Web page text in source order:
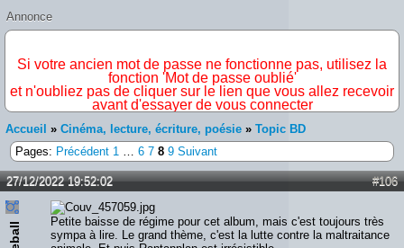
Annonce
Si votre ancien mot de passe ne fonctionne pas, utilisez la
fonction 'Mot de passe oublié'
et n'oubliez pas de cliquer sur le lien que vous allez recevoir
avant d'essayer de vous connecter
Accueil » Cinéma, lecture, écriture, poésie » Topic BD
Pages: Précédent 1 … 6 7 8 9 Suivant
#106
27/12/2022 19:52:02
Petite baisse de régime pour cet album, mais c'est toujours très
sympa à lire. Le grand thème, c'est la lutte contre la maltraitance